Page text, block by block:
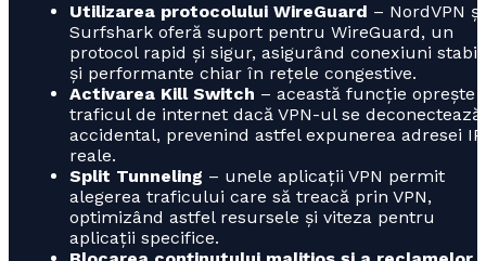
Utilizarea protocolului WireGuard – NordVPN și
Surfshark oferă suport pentru WireGuard, un
protocol rapid și sigur, asigurând conexiuni
și performante chiar în rețele congestive.
Activarea Kill Switch – această funcție oprește
traficul de internet dacă VPN-ul se deconectează
accidental, prevenind astfel expunerea adresei IP
reale.
Split Tunneling – unele aplicații VPN permit
alegerea traficului care să treacă prin VPN,
optimizând astfel resursele și viteza pentru
aplicații specifice.